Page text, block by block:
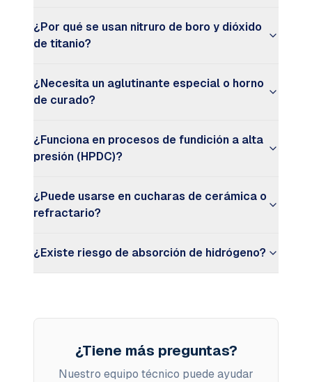
¿Por qué se usan nitruro de boro y dióxido
de titanio?
¿Necesita un aglutinante especial o horno
de curado?
¿Funciona en procesos de fundición a alta
presión (HPDC)?
¿Puede usarse en cucharas de cerámica o
refractario?
¿Existe riesgo de absorción de hidrógeno?
¿Tiene más preguntas?
Nuestro equipo técnico puede ayudar